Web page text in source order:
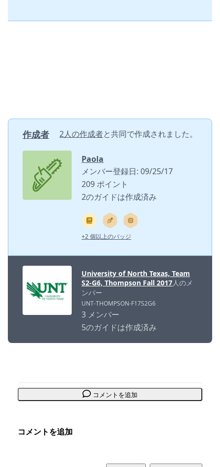
作成者 2人の作成者と共同で作成されました。
Paola
メンバー登録日: 09/25/17
209 ポイント
2のガイドは作成済み
+2 個以上のバッジ
University of North Texas, Team
S2-G6, Thompson Fall 2017人のメ
ンバー
UNT-THOMPSON-F17S2G6
3 メンバー
5のガイドは作成済み
コメントを追加
コメントを追加